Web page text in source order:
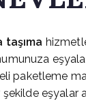
taşıma
paketleme
eşyalar